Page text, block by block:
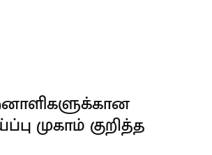
முகாம் குறித்த